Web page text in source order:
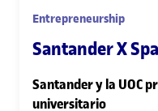
Entrepreneurship
Santander X
Santander y la UOC
universitario